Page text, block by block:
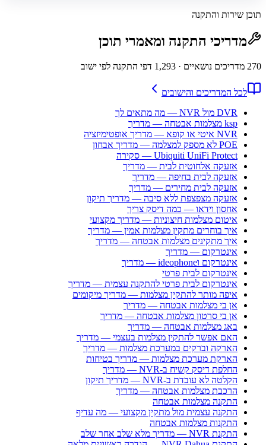
תוכן שירות והתקנה
מדריכי התקנה ומאמרי תוכן
270 מדריכים נושאיים · 1,293 דפי התקנה לפי ישוב
לכל המדריכים והישובים
DVR מול NVR — מה מתאים לך
ksp מצלמות אבטחה — מדריך
NVR איטי או קופא — מדריך אופטימיזציה
POE לא מספק למצלמה — מדריך אבחון
Ubiquiti UniFi Protect — סקירה
אזעקה אלחוטית לבית — מדריך
אזעקה לבית בחיפה — מדריך
אזעקה לבית מחירים — מדריך
אזעקה מצפצפת ללא סיבה — מדריך תיקון
אחסון וידאו — כמה דיסק צריך
איטום מצלמות חיצוניות — מדריך מקצועי
איך בוחרים מתקין מצלמות אמין — מדריך
איך מתקינים מצלמות אבטחה — מדריך
אינטרקום — מדריך
אינטרקום וideophone — מדריך
אינטרקום לבית פרטי
אינטרקום לבית פרטי להתקנה עצמית — מדריך
איפה מותר להתקין מצלמות — מדריך מיקומים
אן בי מצלמות אבטחה — מדריך
אן בי סרטון מצלמות אבטחה — מדריך
באג מצלמות אבטחה — מדריך
האם אפשר להתקין מצלמות בעצמי — מדריך
הארקה וברקים במערכת מצלמות — מדריך
הארקת מערכת מצלמות — מדריך בטיחות
החלפת דיסק קשיח ב-NVR — מדריך
הקלטה לא עובדת ב-NVR — מדריך תיקון
הרכבת מצלמות אבטחה — מדריך
התקנה מצלמות אבטחה
התקנה עצמית מול מתקין מקצועי — מה עדיף
התקנות מצלמות אבטחה
התקנת NVR — מדריך מלא שלב אחר שלב